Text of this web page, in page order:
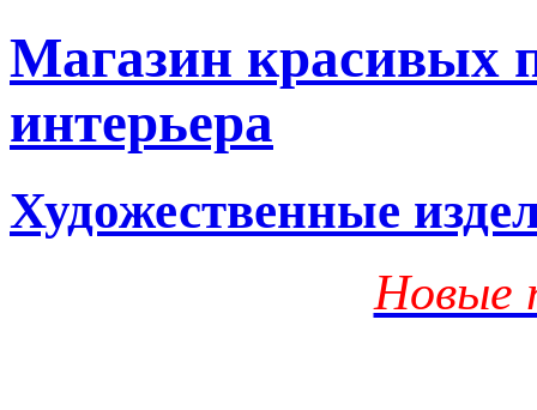
Магазин красивых
интерьера
Художественные
Новые